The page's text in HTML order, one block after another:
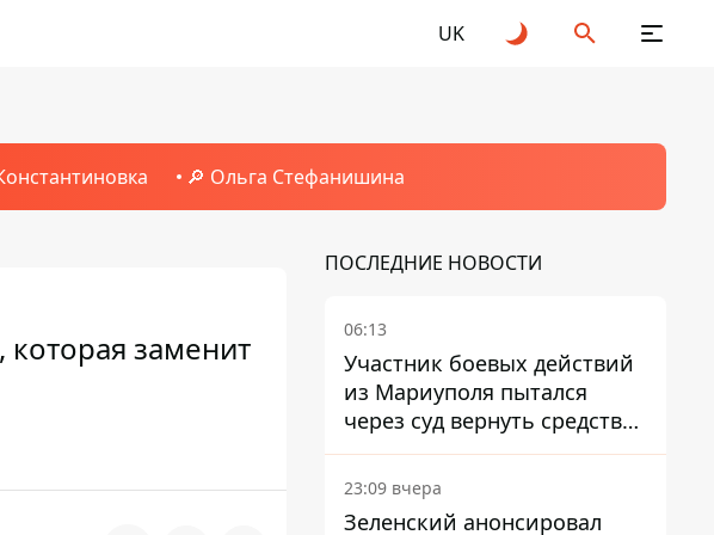
UK
🔎 Ольга Стефанишина
заменит
ПОСЛЕДНИЕ НОВОСТИ
06:13
Участник боевых действий
из Мариуполя пытался
через суд вернуть средства
субсидии со счета в
Ощадбанке – каким было
решение
23:09 вчера
Зеленский анонсировал